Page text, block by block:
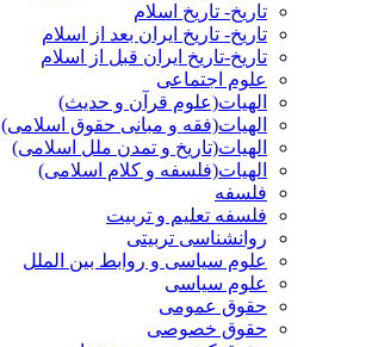
تاریخ- تاریخ اسلام
تاریخ- تاریخ ایران بعد از اسلام
تاریخ-تاریخ ایران قبل از اسلام
علوم اجتماعی
الهیات(علوم قرآن و حدیث)
الهیات(فقه و مبانی حقوق اسلامی)
الهیات(تاریخ و تمدن ملل اسلامی)
الهیات(فلسفه و کلام اسلامی)
فلسفه
فلسفه تعلیم و تربیت
روانشناسی تربیتی
علوم سیاسی و روابط بین الملل
علوم سیاسی
حقوق عمومی
حقوق خصوصی